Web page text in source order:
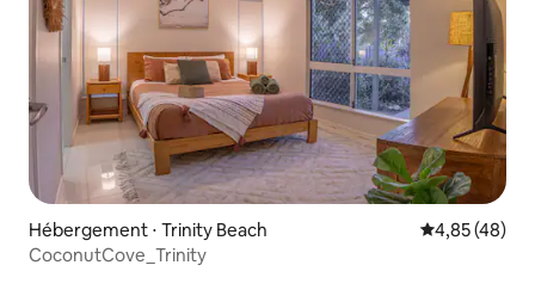
Hébergement ⋅ Trinity Beach Évaluation
4,85 (48)
CoconutCove_Trinity